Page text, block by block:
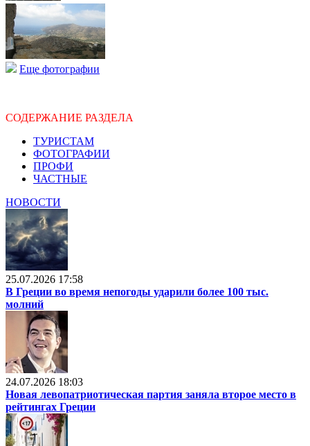
Еще фотографии
СОДЕРЖАНИЕ РАЗДЕЛА
ТУРИСТАМ
ФОТОГРАФИИ
ПРОФИ
ЧАСТНЫЕ
НОВОСТИ
25.07.2026 17:58
В Греции во время непогоды ударили более 100 тыс.
молний
24.07.2026 18:03
Новая левопатриотическая партия заняла второе место в
рейтингах Греции